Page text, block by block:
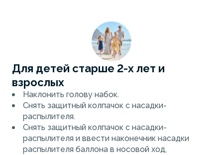
Для детей старше 2-х лет и
взрослых
Наклонить голову набок.
Снять защитный колпачок с насадки-
распылителя.
Снять защитный колпачок с насадки-
распылителя и ввести наконечник насадки
распылителя баллона в носовой ход,